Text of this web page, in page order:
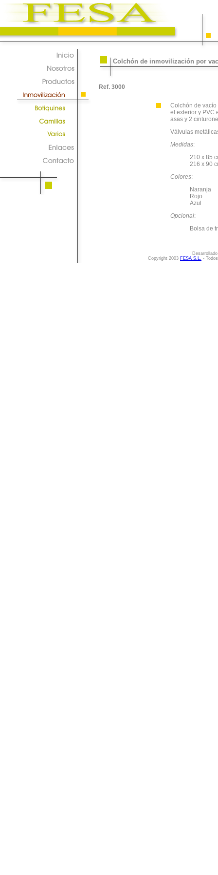
Colchón de inmovilización por
Ref. 3000
Colchón de
el exterior y PVC
asas y 2
Válvulas
Medidas:
210 x 85
216 x 90
Colores:
Naranja
Rojo
Azul
Opcional:
Bolsa de
Copyright 2003 FESA S.L. -